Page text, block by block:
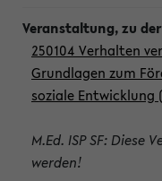
250104 Verhalten
Grundlagen zum
soziale Entwicklung
M.Ed. ISP SF:
werden!